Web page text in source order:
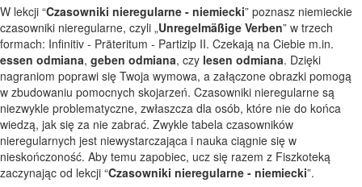
W lekcji “Czasowniki nieregularne - niemiecki” poznasz niemieckie
czasowniki nieregularne, czyli „Unregelmäßige Verben” w trzech
formach: Infinitiv - Präteritum - Partizip II. Czekają na Ciebie m.in.
essen odmiana, geben odmiana, czy lesen odmiana. Dzięki
nagraniom poprawi się Twoja wymowa, a załączone obrazki pomogą
w zbudowaniu pomocnych skojarzeń. Czasowniki nieregularne są
niezwykle problematyczne, zwłaszcza dla osób, które nie do końca
wiedzą, jak się za nie zabrać. Zwykle tabela czasowników
nieregularnych jest niewystarczająca i nauka ciągnie się w
nieskończoność. Aby temu zapobiec, ucz się razem z Fiszkoteką
zaczynając od lekcji “Czasowniki nieregularne - niemiecki”.